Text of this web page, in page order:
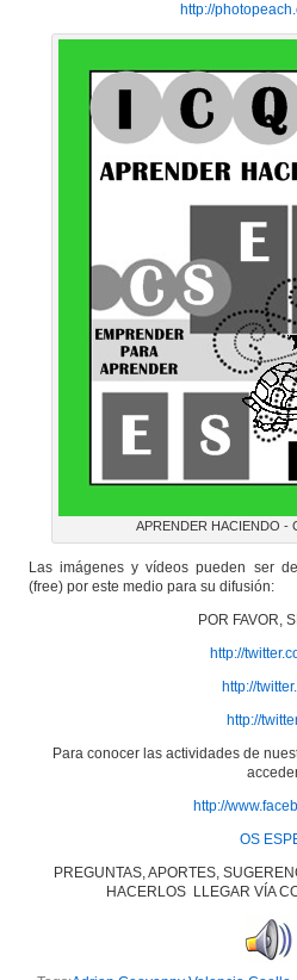
http://
APRENDER HACIENDO -
Las imágenes y vídeos pueden ser
(free) por este medio para su difusión:
POR FAVOR,
http://
http://
http://
Para conocer las actividades de
http://
OS
PREGUNTAS, APORTES,
HACERLOS LLEGAR VÍA